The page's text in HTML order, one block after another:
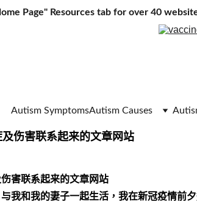
Page" Resources tab for over 40
Autism SymptomsAutism Causes
伤害联系起来的文章网站
害联系起来的文章网站
我和我的妻子一起生活，我在新冠疫情前